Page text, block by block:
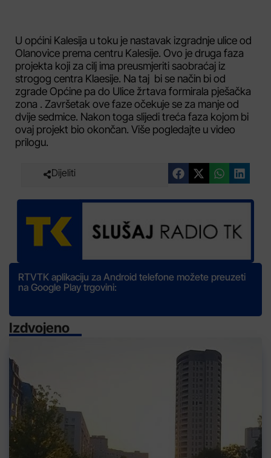
U općini Kalesija u toku je nastavak izgradnje ulice od
Olanovice prema centru Kalesije. Ovo je druga faza
projekta koji za cilj ima preusmjeriti saobraćaj iz
strogog centra Klaesije. Na taj bi se način bi od
zgrade Općine pa do Ulice žrtava formirala pješačka
zona . Završetak ove faze očekuje se za manje od
dvije sedmice. Nakon toga slijedi treća faza kojom bi
ovaj projekt bio okončan. Više pogledajte u video
prilogu.
Dijeliti
RTVTK aplikaciju za Android telefone možete preuzeti
na Google Play trgovini:
Izdvojeno